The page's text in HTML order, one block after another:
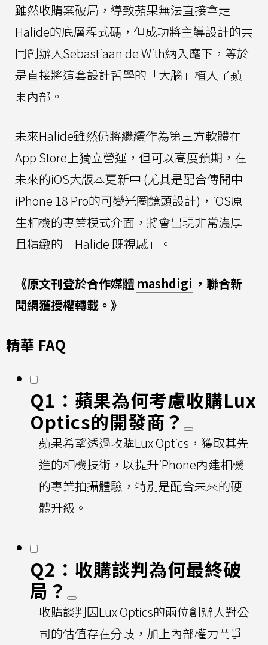
雖然收購案破局，導致蘋果無法直接拿走
Halide的底層程式碼，但成功將主導設計的共
同創辦人Sebastiaan de With納入麾下，等於
是直接將這套設計哲學的「大腦」植入了蘋
果內部。
未來Halide雖然仍將繼續作為第三方軟體在
App Store上獨立營運，但可以高度預期，在
未來的iOS大版本更新中 (尤其是配合傳聞中
iPhone 18 Pro的可變光圈鏡頭設計)，iOS原
生相機的專業模式介面，將會出現非常濃厚
且精緻的「Halide 既視感」。
《原文刊登於合作媒體 mashdigi ，聯合新
聞網獲授權轉載。》
精華 FAQ
Q1：蘋果為何考慮收購Lux
Optics的開發商？
蘋果希望透過收購Lux Optics，獲取其先
進的相機技術，以提升iPhone內建相機
的專業拍攝體驗，特別是配合未來的硬
體升級。
Q2：收購談判為何最終破
局？
收購談判因Lux Optics的兩位創辦人對公
司的估值存在分歧，加上內部權力鬥爭